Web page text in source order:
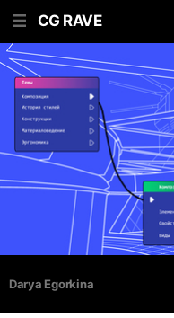
CG RAVE
Darya Egorkina